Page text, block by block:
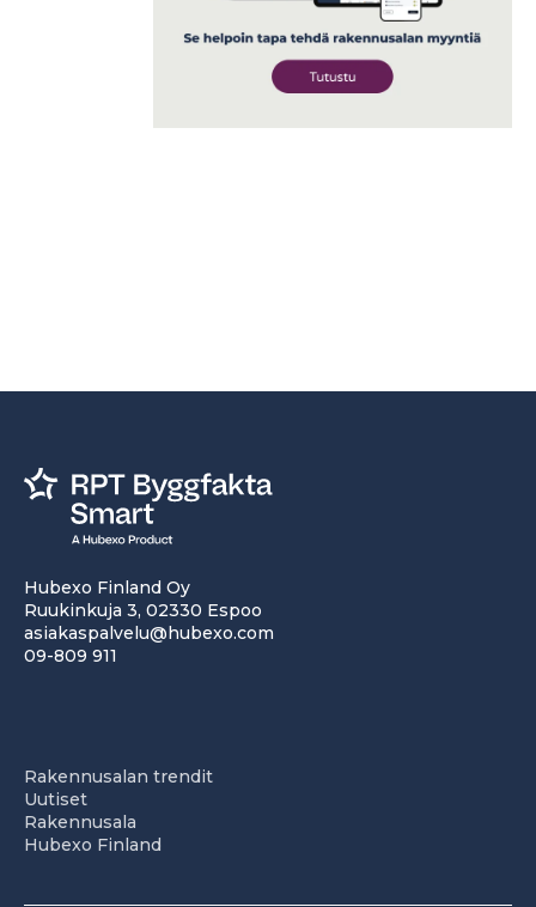
Hubexo Finland Oy
Ruukinkuja 3, 02330 Espoo
asiakaspalvelu@hubexo.com
09-809 911
Rakennusalan trendit
Uutiset
Rakennusala
Hubexo Finland